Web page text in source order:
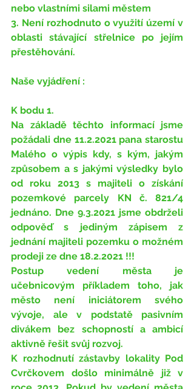
nebo vlastními silami městem
3. Není rozhodnuto o využití území v
oblasti stávající střelnice po jejím
přestěhování.
Naše vyjádření :
K bodu 1.
Na základě těchto informací jsme
požádali dne 11.2.2021 pana starostu
Malého o výpis kdy, s kým, jakým
způsobem a s jakými výsledky bylo
od roku 2013 s majiteli o získání
pozemkové parcely KN č. 821/4
jednáno. Dne 9.3.2021 jsme obdrželi
odpověď s jediným zápisem z
jednání majiteli pozemku o možném
prodeji ze dne 18.2.2021 !!!
Postup vedení města je
učebnicovým příkladem toho, jak
město není iniciátorem svého
vývoje, ale v podstatě pasivním
divákem bez schopností a ambicí
aktivně řešit svůj rozvoj.
K rozhodnutí zástavby lokality Pod
Cvrčkovem došlo minimálně již v